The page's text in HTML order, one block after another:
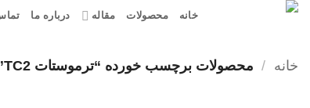
Skip
خانه محصولات مقاله درباره ما
خانه / محصولات برچسب خورده “ترموستات TC2”